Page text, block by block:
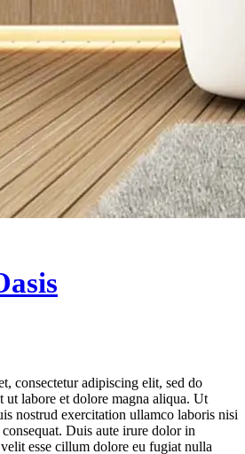
consectetur adipiscing elit, sed do
ut labore et dolore magna aliqua. Ut
nostrud exercitation ullamco laboris nisi
Duis aute irure dolor in
esse cillum dolore eu fugiat nulla